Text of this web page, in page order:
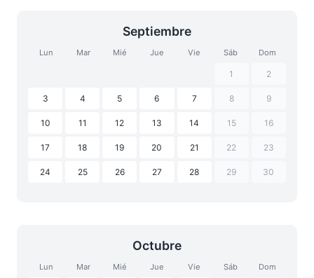
Septiembre
Lun Mar Mié Jue Vie Sáb Dom
1 2
3 4 5 6 7 8 9
10 11 12 13 14 15 16
17 18 19 20 21 22 23
24 25 26 27 28 29 30
Octubre
Lun Mar Mié Jue Vie Sáb Dom